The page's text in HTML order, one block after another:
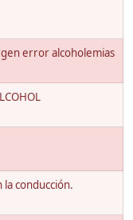
error alcoholemias
conducción.